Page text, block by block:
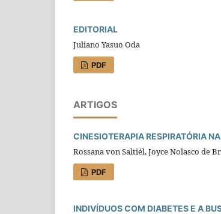
EDITORIAL
Juliano Yasuo Oda
PDF
ARTIGOS
CINESIOTERAPIA RESPIRATÓRIA
Rossana von Saltiél, Joyce Nolasco de
PDF
INDIVÍDUOS COM DIABETES E A